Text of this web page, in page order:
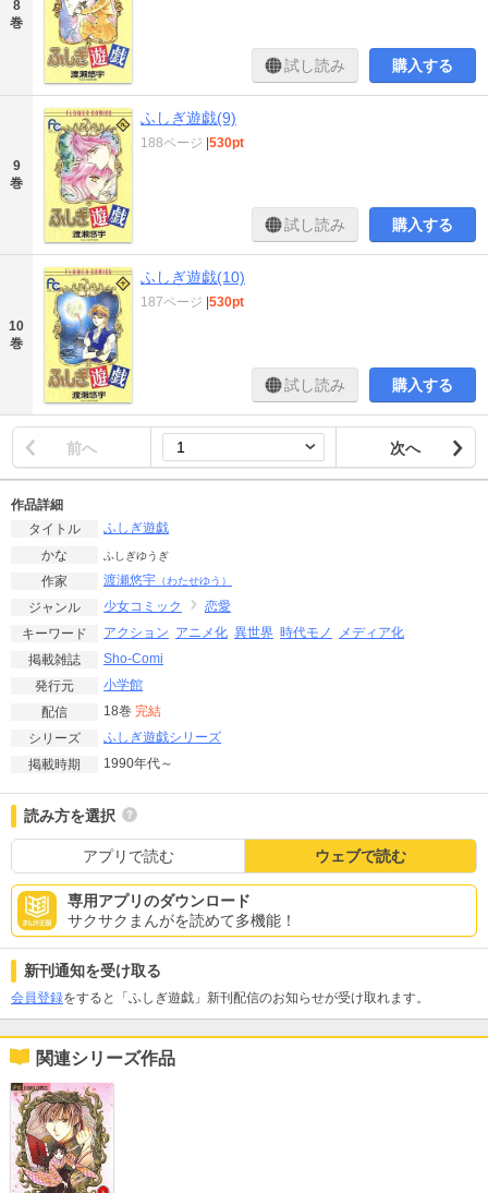
8
巻
試し読み 購入する
9
巻
ふしぎ遊戯(9)
188ページ |530pt
試し読み 購入する
10
巻
ふしぎ遊戯(10)
187ページ |530pt
試し読み 購入する
前へ 次へ
作品詳細
タイトル
ふしぎ遊戯
かな
ふしぎゆうぎ
作家 渡瀬悠宇 （わたせゆう）
ジャンル 少女コミック
恋愛
キーワード
アクション アニメ化 異世界 時代モノ
メディア化
掲載雑誌
Sho-Comi
発行元
小学館
配信
18巻 完結
シリーズ
ふしぎ遊戯シリーズ
掲載時期
1990年代～
読み方を選択
アプリで読む ウェブで読む
専用アプリのダウンロード
サクサクまんがを読めて多機能！
新刊通知を受け取る
会員登録をすると「ふしぎ遊戯」新刊配信のお知らせが受け取れます。
関連シリーズ作品